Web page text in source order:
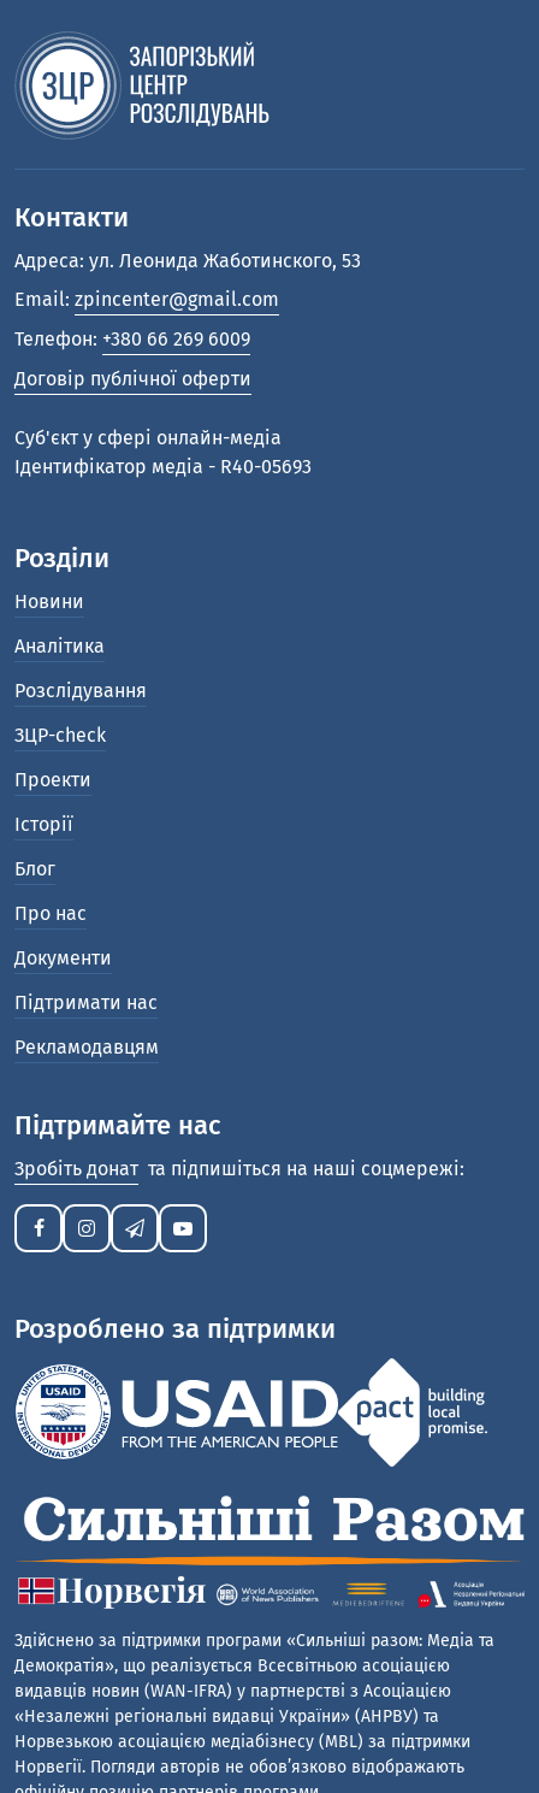
Контакти
Адреса: ул. Леонида Жаботинского, 53
Email: zpincenter@gmail.com
Телефон: +380 66 269 6009
Договір публічної оферти
Cуб'єкт у сфері онлайн-медіа
Ідентифікатор медіа - R40-05693
Розділи
Новини
Аналітика
Розслідування
ЗЦР-check
Проекти
Історії
Блог
Про нас
Документи
Підтримати нас
Рекламодавцям
Підтримайте нас
Зробіть донат та підпишіться на наші соцмережі:
Розроблено за підтримки
Здійснено за підтримки програми «Сильніші разом: Медіа та
Демократія», що реалізується Всесвітньою асоціацією
видавців новин (WAN-IFRA) у партнерстві з Асоціацією
«Незалежні регіональні видавці України» (АНРВУ) та
Норвезькою асоціацією медіабізнесу (MBL) за підтримки
Норвегії. Погляди авторів не обов’язково відображають